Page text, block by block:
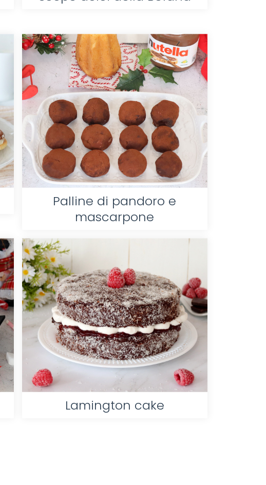
Palline di pandoro e
mascarpone
Lamington cake